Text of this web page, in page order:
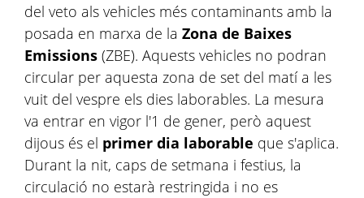
del veto als vehicles més contaminants amb la
posada en marxa de la Zona de Baixes
Emissions (ZBE). Aquests vehicles no podran
circular per aquesta zona de set del matí a les
vuit del vespre els dies laborables. La mesura
va entrar en vigor l'1 de gener, però aquest
dijous és el primer dia laborable que s'aplica.
Durant la nit, caps de setmana i festius, la
circulació no estarà restringida i no es